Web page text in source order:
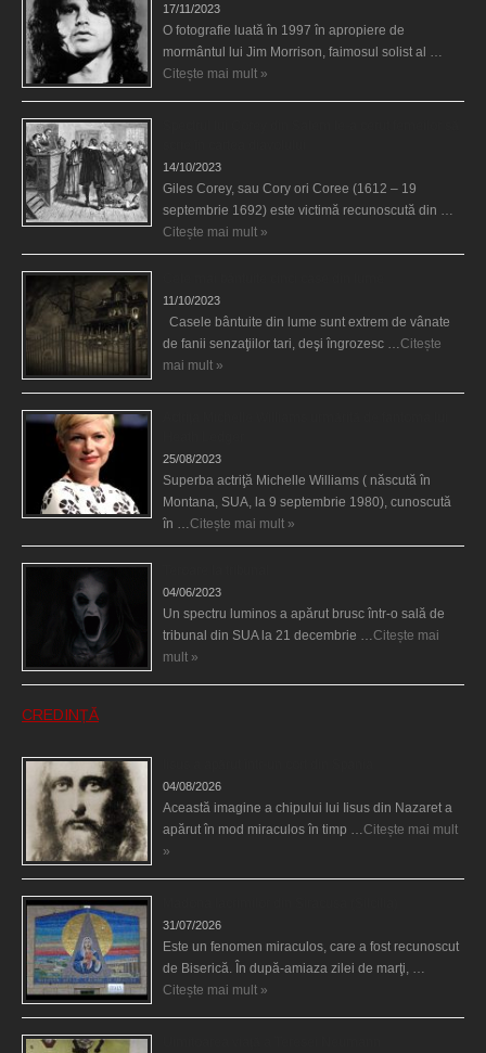
17/11/2023
O fotografie luată în 1997 în apropiere de
mormântul lui Jim Morrison, faimosul solist al …
Citește mai mult »
14/10/2023
Giles Corey, sau Cory ori Coree (1612 – 19
septembrie 1692) este victimă recunoscută din …
Citește mai mult »
11/10/2023
Casele bântuite din lume sunt extrem de vânate
de fanii senzaţiilor tari, deşi îngrozesc … Citește
mai mult »
25/08/2023
Superba actriţă Michelle Williams ( născută în
Montana, SUA, la 9 septembrie 1980), cunoscută
în … Citește mai mult »
04/06/2023
Un spectru luminos a apărut brusc într-o sală de
tribunal din SUA la 21 decembrie … Citește mai
mult »
CREDINȚĂ
04/08/2026
Această imagine a chipului lui Iisus din Nazaret a
apărut în mod miraculos în timp … Citește mai mult
»
31/07/2026
Este un fenomen miraculos, care a fost recunoscut
de Biserică. În după-amiaza zilei de marţi, …
Citește mai mult »